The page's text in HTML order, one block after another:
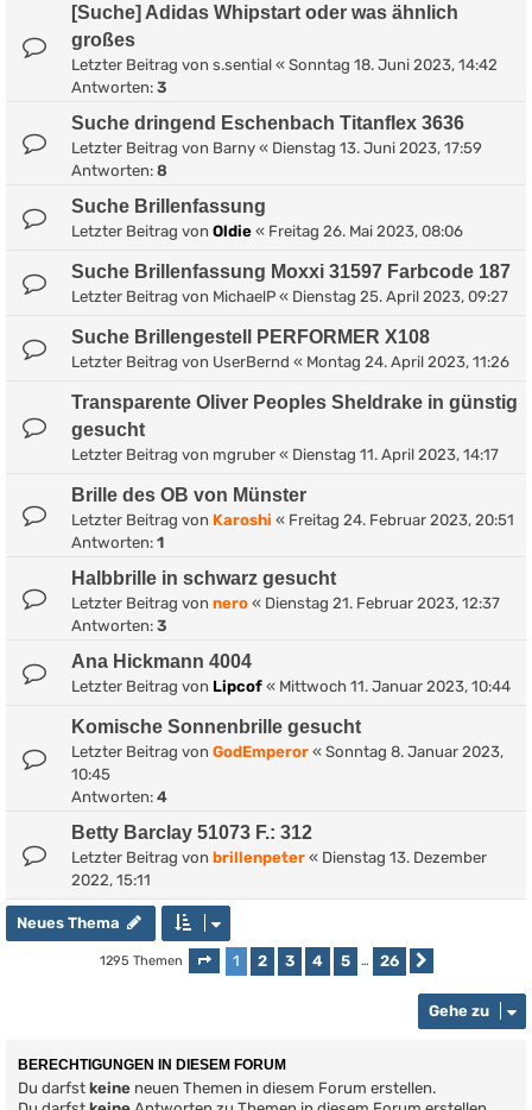
[Suche] Adidas Whipstart oder was ähnlich
großes
Letzter Beitrag von s.sential « Sonntag 18. Juni 2023, 14:42
Antworten: 3
Suche dringend Eschenbach Titanflex 3636
Letzter Beitrag von Barny « Dienstag 13. Juni 2023, 17:59
Antworten: 8
Suche Brillenfassung
Letzter Beitrag von Oldie « Freitag 26. Mai 2023, 08:06
Suche Brillenfassung Moxxi 31597 Farbcode 187
Letzter Beitrag von MichaelP « Dienstag 25. April 2023, 09:27
Suche Brillengestell PERFORMER X108
Letzter Beitrag von UserBernd « Montag 24. April 2023, 11:26
Transparente Oliver Peoples Sheldrake in günstig
gesucht
Letzter Beitrag von mgruber « Dienstag 11. April 2023, 14:17
Brille des OB von Münster
Letzter Beitrag von Karoshi « Freitag 24. Februar 2023, 20:51
Antworten: 1
Halbbrille in schwarz gesucht
Letzter Beitrag von nero « Dienstag 21. Februar 2023, 12:37
Antworten: 3
Ana Hickmann 4004
Letzter Beitrag von Lipcof « Mittwoch 11. Januar 2023, 10:44
Komische Sonnenbrille gesucht
Letzter Beitrag von GodEmperor « Sonntag 8. Januar 2023,
10:45
Antworten: 4
Betty Barclay 51073 F.: 312
Letzter Beitrag von brillenpeter « Dienstag 13. Dezember
2022, 15:11
Neues Thema
1295 Themen Seite 1von 26
1 2 3 4 5 … 26
Gehe zu
BERECHTIGUNGEN IN DIESEM FORUM
Du darfst keine neuen Themen in diesem Forum erstellen.